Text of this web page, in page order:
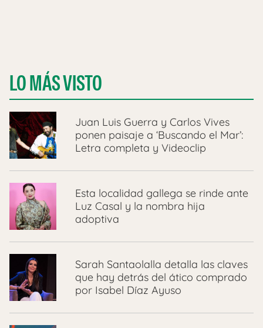
LO MÁS VISTO
Juan Luis Guerra y Carlos Vives
ponen paisaje a ‘Buscando el Mar’:
Letra completa y Videoclip
Esta localidad gallega se rinde ante
Luz Casal y la nombra hija
adoptiva
Sarah Santaolalla detalla las claves
que hay detrás del ático comprado
por Isabel Díaz Ayuso